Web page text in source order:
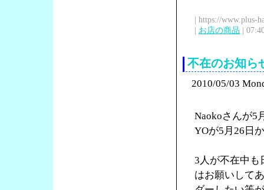
| https://www.plus-
| お店の商品 |
不在のお知ら
2010/05/03
Naokoさんが5
YOが5月26日
3人が不在中も
はお願いして